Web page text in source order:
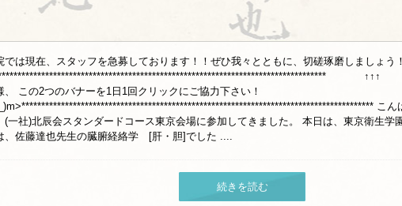
では現在、スタッフを急募しております！！ぜひ我々とともに、切磋琢磨しましょう
、 この2つのバナーを1日1回クリックにご協力下さい！
こ
(一社)北辰会スタンダードコース東京会場に参加してきました。 本日は、東京衛生学
、佐藤達也先生の臓腑経絡学 [肝・胆]でした ....
続きを読む